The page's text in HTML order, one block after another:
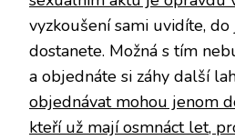
vyzkoušení sami uvidíte,
dostanete. Možná s tím
a objednáte si záhy další
objednávat mohou jenom
kteří už mají osmnáct let,